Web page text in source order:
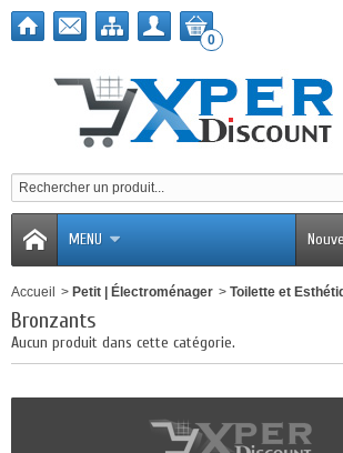
0
MENU
Accueil > Petit | Électroménager > Toilette et
Bronzants
Aucun produit dans cette catégorie.